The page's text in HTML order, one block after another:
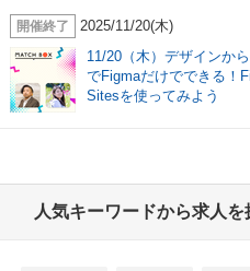
開催終了
2025/11/20(木)
11/20（木）デザインか
でFigmaだけでできる！
Sitesを使ってみよう
人気キーワードから求人を